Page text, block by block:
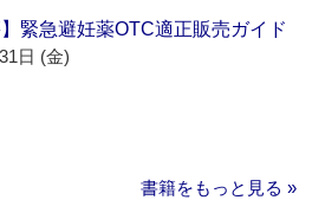
】緊急避妊薬OTC適正販売ガイド
日 (金)
書籍をもっと見る »